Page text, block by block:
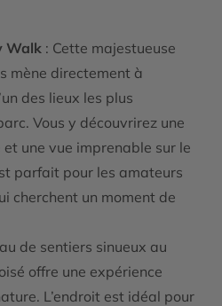
Walk : Cette majestueuse
mène directement à
des lieux les plus
Vous y découvrirez une
une vue imprenable sur le
parfait pour les amateurs
cherchent un moment de
de sentiers sinueux au
offre une expérience
L’endroit est idéal pour